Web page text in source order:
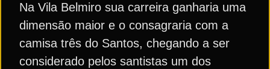
Na Vila Belmiro sua carreira ganharia uma
dimensão maior e o consagraria com a
camisa três do Santos, chegando a ser
considerado pelos santistas um dos